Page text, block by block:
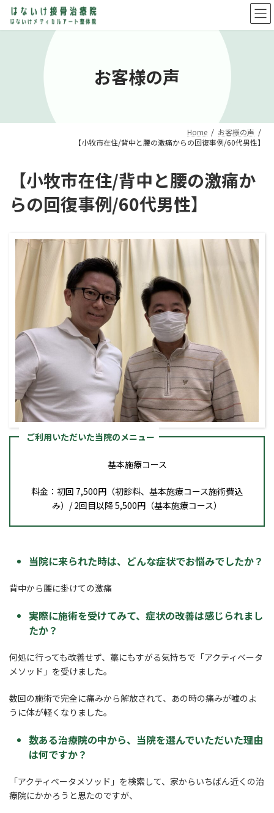
テ
ゲ
お客様の声
Home
お客様の声
【小牧市在住/背中と腰の激痛からの回復事例/60代男性】
【小牧市在住/背中と腰の激痛か
らの回復事例/60代男性】
ご利用いただいた当院のメニュー
基本施療コース
料金：初回 7,500円（初診料、基本施療コース施術費込
み）/ 2回目以降 5,500円（基本施療コース）
当院に来られた時は、どんな症状でお悩みでしたか？
背中から腰に掛けての激痛
実際に施術を受けてみて、症状の改善は感じられまし
たか？
何処に行っても改善せず、藁にもすがる気持ちで「アクティベータ
メソッド」を受けました。
数回の施術で完全に痛みから解放されて、あの時の痛みが嘘のよ
うに体が軽くなりました。
数ある治療院の中から、当院を選んでいただいた理由
は何ですか？
「アクティベータメソッド」を検索して、家からいちばん近くの治
療院にかかろうと思たのですが、